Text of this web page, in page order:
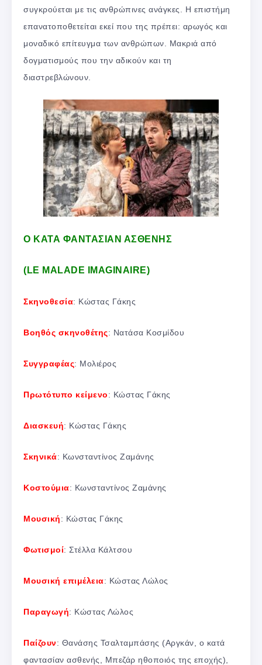
συγκρούεται με τις ανθρώπινες ανάγκες. Η επιστήμη
επανατοποθετείται εκεί που της πρέπει: αρωγός και
μοναδικό επίτευγμα των ανθρώπων. Μακριά από
δογματισμούς που την αδικούν και τη
διαστρεβλώνουν.
Ο ΚΑΤΑ ΦΑΝΤΑΣΙΑΝ ΑΣΘΕΝΗΣ
(LE MALADE IMAGINAIRE)
Σκηνοθεσία: Κώστας Γάκης
Βοηθός σκηνοθέτης: Νατάσα Κοσμίδου
Συγγραφέας: Μολιέρος
Πρωτότυπο κείμενο: Κώστας Γάκης
Διασκευή: Κώστας Γάκης
Σκηνικά: Κωνσταντίνος Ζαμάνης
Κοστούμια: Κωνσταντίνος Ζαμάνης
Μουσική: Κώστας Γάκης
Φωτισμοί: Στέλλα Κάλτσου
Μουσική επιμέλεια: Κώστας Λώλος
Παραγωγή: Κώστας Λώλος
Παίζουν: Θανάσης Τσαλταμπάσης (Αργκάν, ο κατά
φαντασίαν ασθενής, Μπεζάρ ηθοποιός της εποχής),